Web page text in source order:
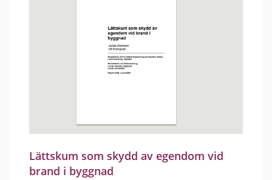
Lättskum som skydd av egendom vid
brand i byggnad